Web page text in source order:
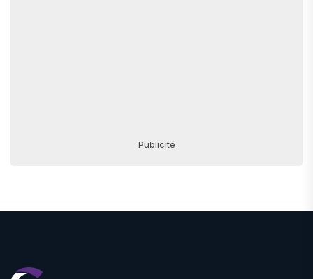
Publicité